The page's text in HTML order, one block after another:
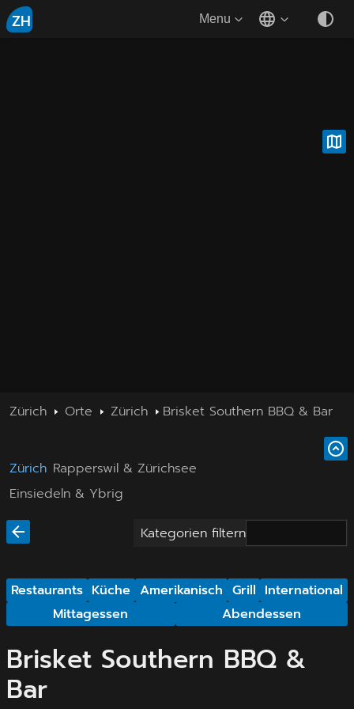
ZH Menu
Zürich Orte Zürich Brisket Southern BBQ & Bar
Zürich Rapperswil & Zürichsee
Einsiedeln & Ybrig
Kategorien filtern
Restaurants Küche Amerikanisch Grill International
Mittagessen
Abendessen
Brisket Southern BBQ &
Bar